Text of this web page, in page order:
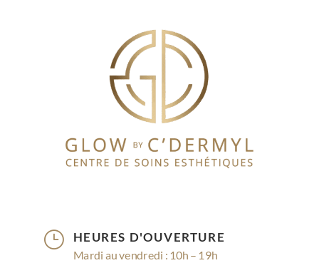
} HEURES D'OUVERTURE
Mardi au vendredi : 10h – 19h